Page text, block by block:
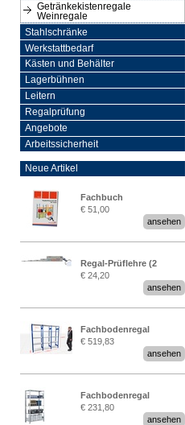
Getränkekistenregale
Weinregale
Stahlschränke
Werkstattbedarf
Kästen und Behälter
Lagerbühnen
Leitern
Regalprüfung
Angebote
Arbeitssicherheit
Neue Artikel
Fachbuch
„Regalprüfung nach DIN
€ 51,00
ansehen
Regal-Prüflehre (2
Stück)
€ 24,20
ansehen
Fachbodenregal
Stecksystem MultiPlus
2,25 Meter breit
€ 519,83
ansehen
Fachbodenregal
Stecksystem MultiPlus
€ 231,80
ansehen